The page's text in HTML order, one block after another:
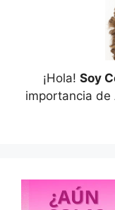
¡Hola! Soy
importancia de